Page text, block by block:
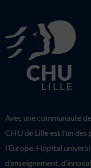
Avec une communauté
CHU de Lille est l’un
l’Europe. Hôpital
d’enseignement,